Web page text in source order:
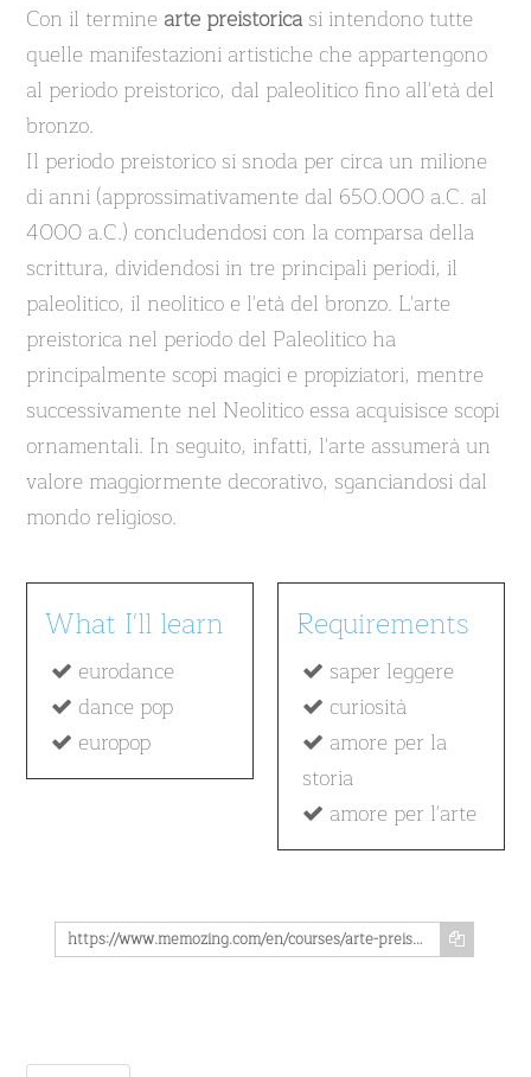
Con il termine arte preistoricasi intendono tutte
quelle manifestazioni artistiche che appartengono
al periodo preistorico, dal paleolitico fino all'età del
bronzo.
Il periodo preistorico si snoda per circa un milione
di anni (approssimativamente dal 650.000 a.C. al
4000 a.C.) concludendosi con la comparsa della
scrittura, dividendosi in tre principali periodi, il
paleolitico, il neolitico e l'età del bronzo. L'arte
preistorica nel periodo del Paleolitico ha
principalmente scopi magici e propiziatori, mentre
successivamente nel Neolitico essa acquisisce scopi
ornamentali. In seguito, infatti, l'arte assumerà un
valore maggiormente decorativo, sganciandosi dal
mondo religioso.
What I'll learn
eurodance
dance pop
europop
Requirements
saper leggere
curiosità
amore per la
storia
amore per l'arte
https://www.memozing.com/en/courses/arte-preistorica-5bc85854c82d74db2a688814